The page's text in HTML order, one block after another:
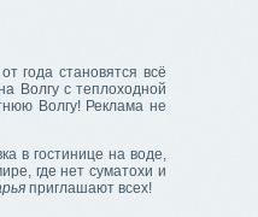
года становятся всё
Волгу с теплоходной
Волгу! Реклама не
в гостинице на воде,
где нет суматохи и
приглашают всех!